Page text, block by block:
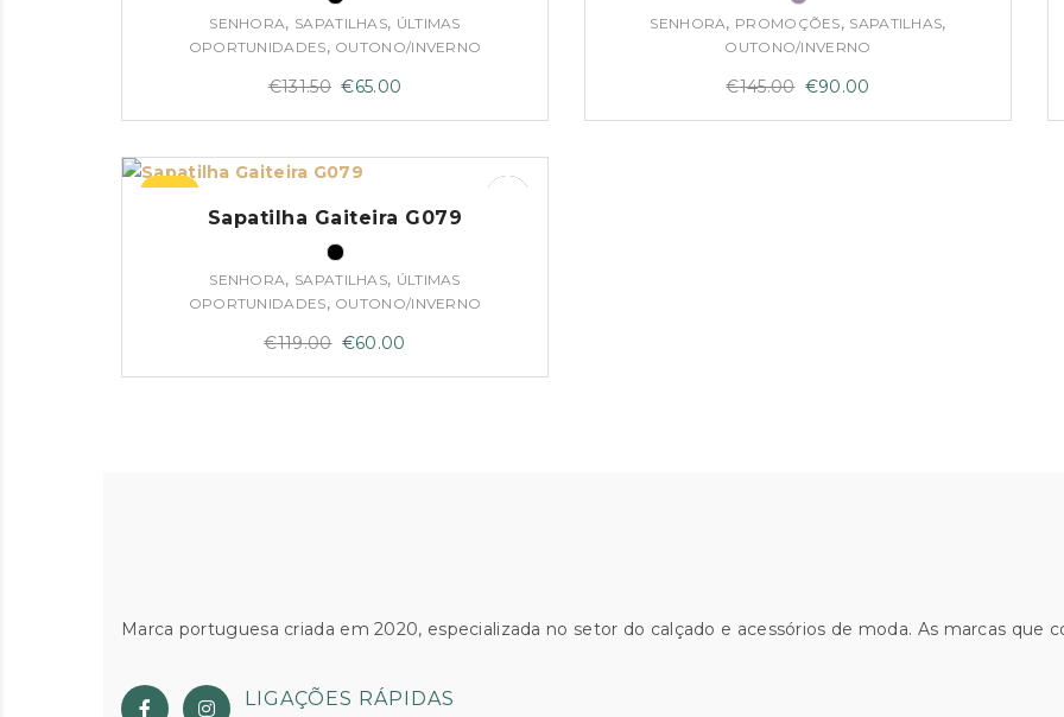
SENHORA, SAPATILHAS, ÚLTIMAS
OPORTUNIDADES, OUTONO/INVERNO
€131.50 O
preço
era:
€131.50.
€65.00
preço
SENHORA, PROMOÇÕES, SAPATILHAS,
OUTONO/INVERNO
€145.00 O
preço
€90.00
preço
–50%
Sapatilha Gaiteira G079
SENHORA, SAPATILHAS, ÚLTIMAS
OPORTUNIDADES, OUTONO/INVERNO
€119.00 O
preço
€60.00
preço
Marca portuguesa criada em 2020, especializada no setor do calçado e acessórios de moda. As marcas que
LIGAÇÕES RÁPIDAS